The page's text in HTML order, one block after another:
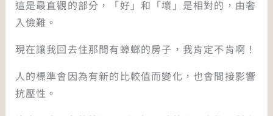
這是最直觀的部分，「好」和「壞」是相對的，由奢
入儉難。
現在讓我回去住那間有蟑螂的房子，我肯定不肯啊！
人的標準會因為有新的比較值而變化，也會間接影響
抗壓性。